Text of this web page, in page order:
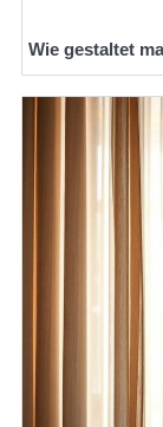
Wie gestaltet